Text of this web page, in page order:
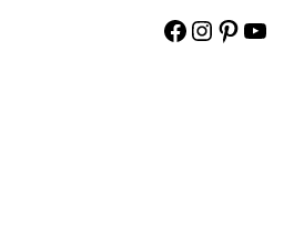
Facebook
Instagram